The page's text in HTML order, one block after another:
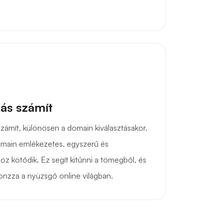
számít
különösen a domain kiválasztásakor.
emlékezetes, egyszerű és
kötődik. Ez segít kitűnni a tömegből, és
a nyüzsgő online világban.